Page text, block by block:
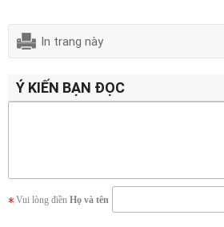
In trang này
Ý KIẾN BẠN ĐỌC
Vui lòng điền Họ và tên